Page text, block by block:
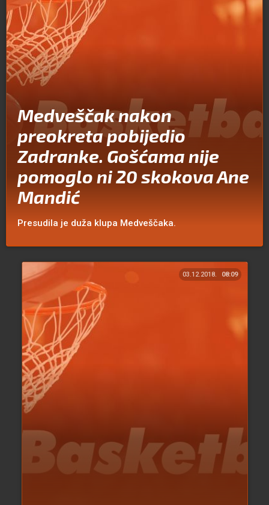
Medveščak nakon
preokreta pobijedio
Zadranke. Gošćama nije
pomoglo ni 20 skokova Ane
Mandić
Presudila je duža klupa Medveščaka.
03.12.2018. 08:09